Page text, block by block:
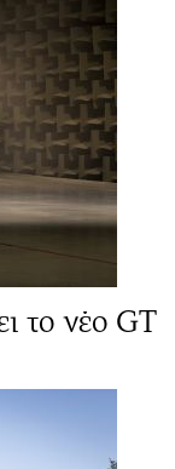
το νέο GT